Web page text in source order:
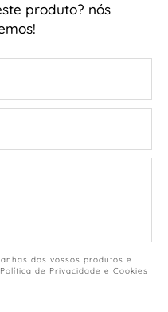
produto? nós
dos vossos produtos e
de Privacidade e Cookies